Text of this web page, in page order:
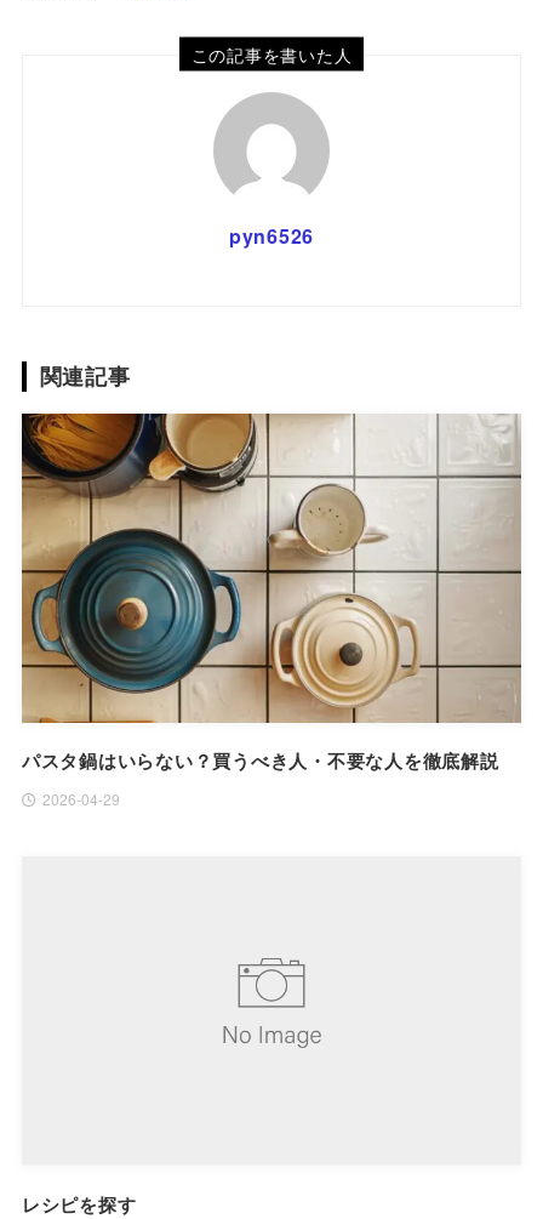
この記事を書いた人
pyn6526
関連記事
パスタ鍋はいらない？買うべき人・不要な人を徹底解説
2026-04-29
レシピを探す